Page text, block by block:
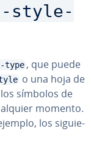
, que puede
o una hoja de
símbolos de
momento.
los si­guie­